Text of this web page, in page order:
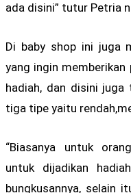
ada disini” tutur Petria
Di baby shop ini juga
yang ingin memberikan
hadiah, dan disini
tiga tipe yaitu
“Biasanya untuk
untuk dijadikan
bungkusannya, selain